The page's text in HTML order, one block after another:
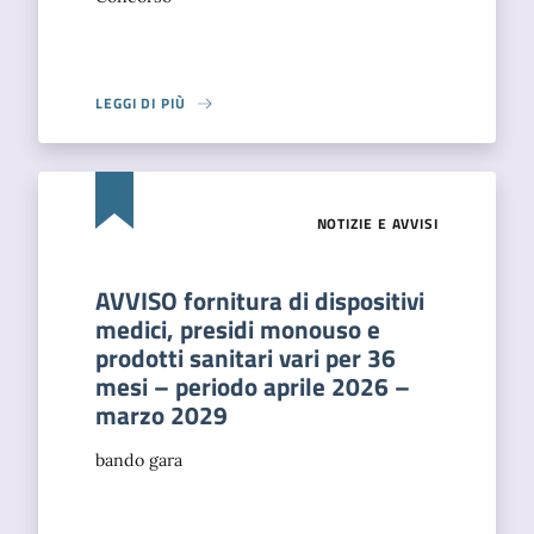
LEGGI DI PIÙ
NOTIZIE E AVVISI
AVVISO fornitura di dispositivi
medici, presidi monouso e
prodotti sanitari vari per 36
mesi – periodo aprile 2026 –
marzo 2029
bando gara